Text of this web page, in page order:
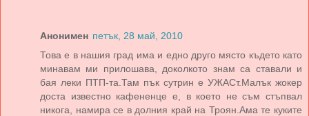
Анонимен петък, 28 май, 2010
Това е в нашия град има и едно друго място където като
минавам ми прилошава, доколкото знам са ставали и
бая леки ПТП-та.Там пък сутрин е УЖАСт.Малък жокер
доста известно кафененце е, в което не съм стъпвал
никога, намира се в долния край на Троян.Ама те куките